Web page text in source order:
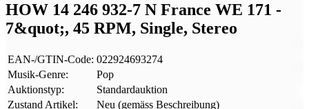
HOW 14 246 932-7 N France WE 171 -
7&quot;, 45 RPM, Single, Stereo
EAN-/GTIN-Code: 022924693274
Musik-Genre:
Pop
Auktionstyp:
Standardauktion
Zustand Artikel:
Neu (gemäss Beschreibung)